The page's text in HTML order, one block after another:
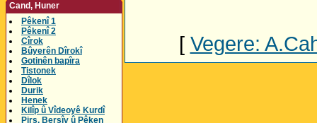
Cand, Huner
Pêkenî 1
Pêkenî 2
Cîrok
Bûyerên Dîrokî
Gotinên bapîra
Tistonek
Dîlok
Durik
Henek
Kilîp û Vîdeoyê Kurdî
Pirs, Bersîv û Pêken
[ Vegere: